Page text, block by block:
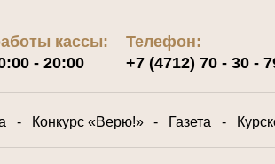
кассы:
- 20:00
Телефон:
+7 (4712) 70 - 30 -
- Конкурс «Верю!» - Газета -